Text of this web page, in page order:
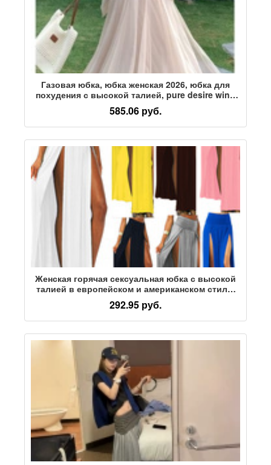
Газовая юбка, юбка женская 2026, юбка для
похудения с высокой талией, pure desire wind
super fairy, сетчатая юбка трапециевидной
формы
585.06 руб.
Женская горячая сексуальная юбка с высокой
талией в европейском и американском стиле,
женская длинная юбка с открытой спиной
спереди, платье с длинной юбкой
292.95 руб.